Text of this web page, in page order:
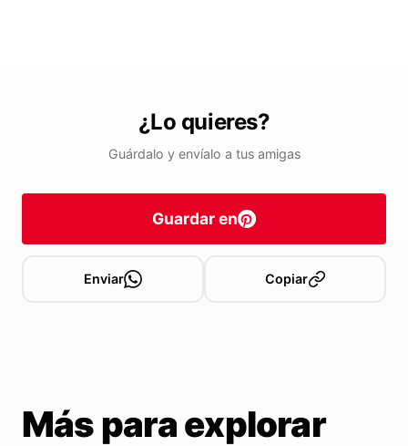
¿Lo quieres?
Guárdalo y envíalo a tus amigas
Guardar en
Enviar Copiar
Más para explorar